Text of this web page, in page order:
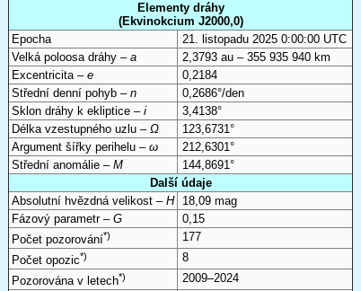
Elementy dráhy
(Ekvinokcium J2000,0)
Epocha
21. listopadu 2025 0:00:00 UTC
Velká poloosa dráhy – a
2,3793 au – 355 935 940 km
Excentricita – e
0,2184
Střední denní pohyb – n
0,2686°/den
Sklon dráhy k ekliptice – i
3,4138°
Délka vzestupného uzlu – Ω
123,6731°
Argument šířky perihelu – ω
212,6301°
Střední anomálie – M
144,8691°
Další údaje
Absolutní hvězdná velikost – H
18,09 mag
Fázový parametr – G
0,15
Počet pozorování*)
177
Počet opozic*)
8
Pozorována v letech*)
2009–2024